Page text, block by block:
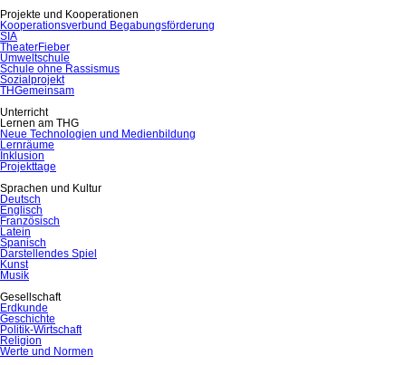
Projekte und Kooperationen
Kooperationsverbund Begabungsförderung
SIA
TheaterFieber
Umweltschule
Schule ohne Rassismus
Sozialprojekt
THGemeinsam
Unterricht
Lernen am THG
Neue Technologien und Medienbildung
Lernräume
Inklusion
Projekttage
Sprachen und Kultur
Deutsch
Englisch
Französisch
Latein
Spanisch
Darstellendes Spiel
Kunst
Musik
Gesellschaft
Erdkunde
Geschichte
Politik-Wirtschaft
Religion
Werte und Normen